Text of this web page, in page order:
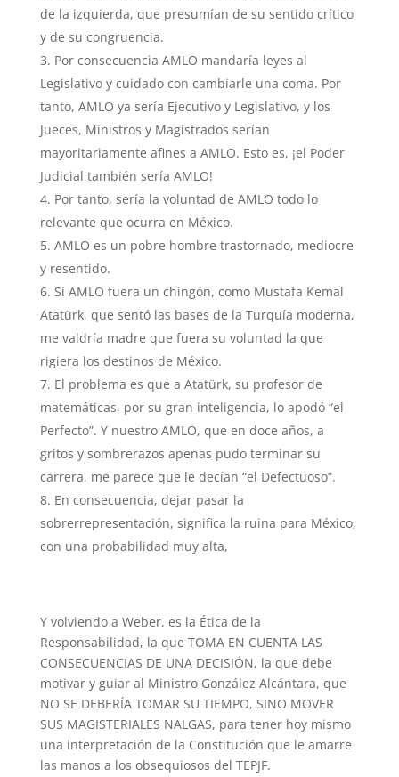
de la izquierda, que presumían de su sentido crítico
y de su congruencia.
Por consecuencia AMLO mandaría leyes al
Legislativo y cuidado con cambiarle una coma. Por
tanto, AMLO ya sería Ejecutivo y Legislativo, y los
Jueces, Ministros y Magistrados serían
mayoritariamente afines a AMLO. Esto es, ¡el Poder
Judicial también sería AMLO!
Por tanto, sería la voluntad de AMLO todo lo
relevante que ocurra en México.
AMLO es un pobre hombre trastornado, mediocre
y resentido.
Si AMLO fuera un chingón, como Mustafa Kemal
Atatürk, que sentó las bases de la Turquía moderna,
me valdría madre que fuera su voluntad la que
rigiera los destinos de México.
El problema es que a Atatürk, su profesor de
matemáticas, por su gran inteligencia, lo apodó “el
Perfecto”. Y nuestro AMLO, que en doce años, a
gritos y sombrerazos apenas pudo terminar su
carrera, me parece que le decían “el Defectuoso”.
En consecuencia, dejar pasar la
sobrerrepresentación, significa la ruina para México,
con una probabilidad muy alta,
Y volviendo a Weber, es la Ética de la
Responsabilidad, la que TOMA EN CUENTA LAS
CONSECUENCIAS DE UNA DECISIÓN, la que debe
motivar y guiar al Ministro González Alcántara, que
NO SE DEBERÍA TOMAR SU TIEMPO, SINO MOVER
SUS MAGISTERIALES NALGAS, para tener hoy mismo
una interpretación de la Constitución que le amarre
las manos a los obsequiosos del TEPJF.